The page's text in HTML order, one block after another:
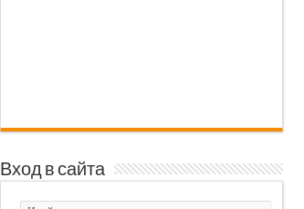
Вход в сайта